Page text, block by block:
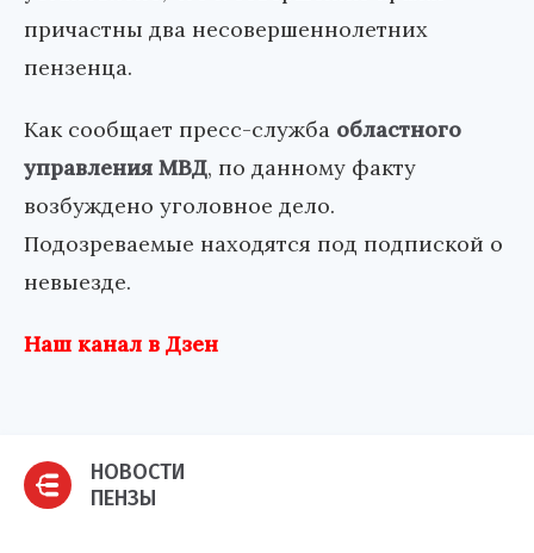
причастны два несовершеннолетних
пензенца.
Как сообщает пресс-служба областного
управления МВД, по данному факту
возбуждено уголовное дело.
Подозреваемые находятся под подпиской о
невыезде.
Наш канал в Дзен
НОВОСТИ
ПЕНЗЫ